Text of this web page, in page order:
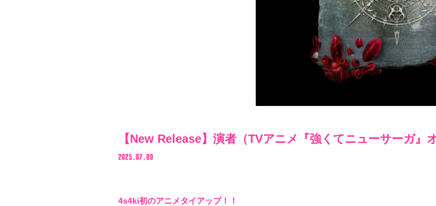
【New Release】演者（TVアニメ『強くてニューサーガ』
2025.07.09
4s4ki初のアニメタイアップ！！